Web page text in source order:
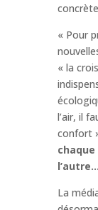
« Pour
« la
l’air, il
confort
La